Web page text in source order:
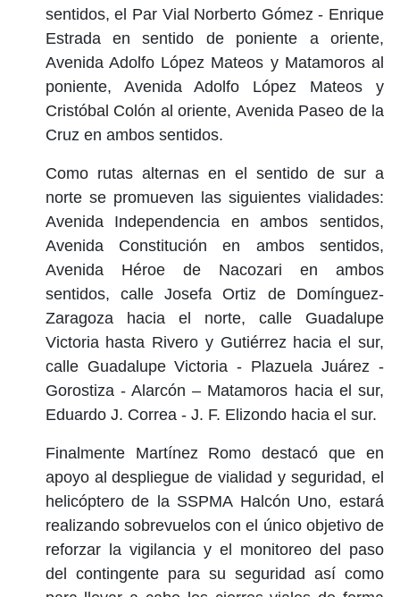
sentidos, el Par Vial Norberto Gómez - Enrique
Estrada en sentido de poniente a oriente,
Avenida Adolfo López Mateos y Matamoros al
poniente, Avenida Adolfo López Mateos y
Cristóbal Colón al oriente, Avenida Paseo de la
Cruz en ambos sentidos.
Como rutas alternas en el sentido de sur a
norte se promueven las siguientes vialidades:
Avenida Independencia en ambos sentidos,
Avenida Constitución en ambos sentidos,
Avenida Héroe de Nacozari en ambos
sentidos, calle Josefa Ortiz de Domínguez-
Zaragoza hacia el norte, calle Guadalupe
Victoria hasta Rivero y Gutiérrez hacia el sur,
calle Guadalupe Victoria - Plazuela Juárez -
Gorostiza - Alarcón – Matamoros hacia el sur,
Eduardo J. Correa - J. F. Elizondo hacia el sur.
Finalmente Martínez Romo destacó que en
apoyo al despliegue de vialidad y seguridad, el
helicóptero de la SSPMA Halcón Uno, estará
realizando sobrevuelos con el único objetivo de
reforzar la vigilancia y el monitoreo del paso
del contingente para su seguridad así como